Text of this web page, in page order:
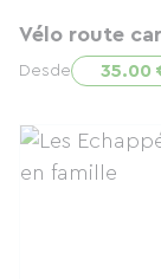
Vélo route
Desde 35.00